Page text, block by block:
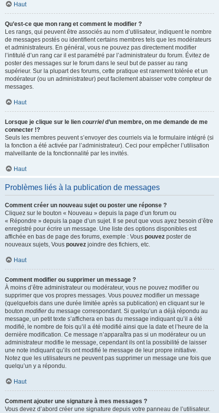
Haut
Qu’est-ce que mon rang et comment le modifier ?
Les rangs, qui peuvent être associés au nom d’utilisateur, indiquent le nombre
de messages postés ou identifient certains membres tels que les modérateurs
et administrateurs. En général, vous ne pouvez pas directement modifier
l’intitulé d’un rang car il est paramétré par l’administrateur du forum. Évitez de
poster des messages sur le forum dans le seul but de passer au rang
supérieur. Sur la plupart des forums, cette pratique est rarement tolérée et un
modérateur (ou un administrateur) peut facilement abaisser votre compteur de
messages.
Haut
Lorsque je clique sur le lien courrield’un membre, on me demande de me
connecter !?
Seuls les membres peuvent s’envoyer des courriels via le formulaire intégré (si
la fonction a été activée par l’administrateur). Ceci pour empêcher l’utilisation
malveillante de la fonctionnalité par les invités.
Haut
Problèmes liés à la publication de messages
Comment créer un nouveau sujet ou poster une réponse ?
Cliquez sur le bouton « Nouveau » depuis la page d’un forum ou
« Répondre » depuis la page d’un sujet. Il se peut que vous ayez besoin d’être
enregistré pour écrire un message. Une liste des options disponibles est
affichée en bas de page des forums, exemple : Vous pouvez poster de
nouveaux sujets, Vous pouvez joindre des fichiers, etc.
Haut
Comment modifier ou supprimer un message ?
À moins d’être administrateur ou modérateur, vous ne pouvez modifier ou
supprimer que vos propres messages. Vous pouvez modifier un message
(quelquefois dans une durée limitée après sa publication) en cliquant sur le
bouton modifierdu message correspondant. Si quelqu’un a déjà répondu au
message, un petit texte s’affichera en bas du message indiquant qu’il a été
modifié, le nombre de fois qu’il a été modifié ainsi que la date et l’heure de la
dernière modification. Ce message n’apparaîtra pas si un modérateur ou un
administrateur modifie le message, cependant ils ont la possibilité de laisser
une note indiquant qu’ils ont modifié le message de leur propre initiative.
Notez que les utilisateurs ne peuvent pas supprimer un message une fois que
quelqu’un y a répondu.
Haut
Comment ajouter une signature à mes messages ?
Vous devez d’abord créer une signature depuis votre panneau de l’utilisateur.